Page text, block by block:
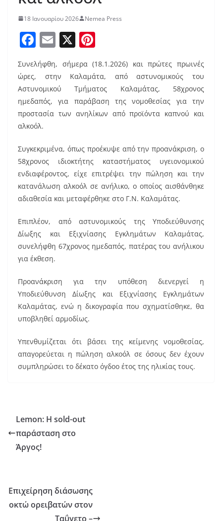
18 Ιανουαρίου 2026 Nemea Press
F
a
c
e
b
o
o
k
E
m
ai
l
X
er
e
st
Συνελήφθη, σήμερα (18.1.2026) και πρώτες πρωινές
ώρες, στην Καλαμάτα, από αστυνομικούς του
Αστυνομικού Τμήματος Καλαμάτας, 58χρονος
ημεδαπός, για παράβαση της νομοθεσίας για την
προστασία των ανηλίκων από προϊόντα καπνού και
αλκοόλ.
Συγκεκριμένα, όπως προέκυψε από την προανάκριση, ο
58χρονος ιδιοκτήτης καταστήματος υγειονομικού
ενδιαφέροντος, είχε επιτρέψει την πώληση και την
κατανάλωση αλκοόλ σε ανήλικο, ο οποίος αισθάνθηκε
αδιαθεσία και μεταφέρθηκε στο Γ.Ν. Καλαμάτας.
Επιπλέον, από αστυνομικούς της Υποδιεύθυνσης
Δίωξης και Εξιχνίασης Εγκλημάτων Καλαμάτας,
συνελήφθη 67χρονος ημεδαπός, πατέρας του ανήλικου
για έκθεση.
Προανάκριση για την υπόθεση διενεργεί η
Υποδιεύθυνση Δίωξης και Εξιχνίασης Εγκλημάτων
Καλαμάτας, ενώ η δικογραφία που σχηματίσθηκε, θα
υποβληθεί αρμοδίως.
Υπενθυμίζεται ότι βάσει της κείμενης νομοθεσίας,
απαγορεύεται η πώληση αλκοόλ σε όσους δεν έχουν
συμπληρώσει το δέκατο όγδοο έτος της ηλικίας τους.
Lemon: Η sold-out
παράσταση στο
Άργος!
Επιχείρηση διάσωσης
οκτώ ορειβατών στον
Ταΰγετο –